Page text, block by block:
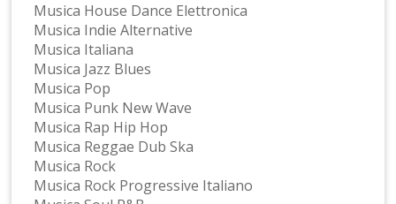
Musica House Dance Elettronica
Musica Indie Alternative
Musica Italiana
Musica Jazz Blues
Musica Pop
Musica Punk New Wave
Musica Rap Hip Hop
Musica Reggae Dub Ska
Musica Rock
Musica Rock Progressive Italiano